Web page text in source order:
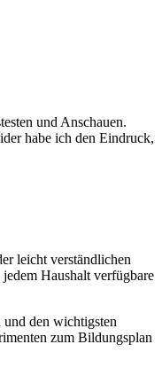
und Anschauen.
habe ich den Eindruck,
leicht verständlichen
Haushalt verfügbare
den wichtigsten
zum Bildungsplan